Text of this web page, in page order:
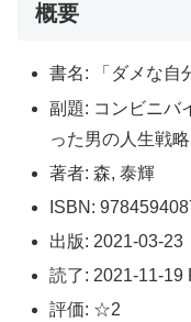
概要
書名: 「ダメな自
副題: コンビニバ
った男の人生戦略
著者: 森, 泰輝
ISBN:
出版: 2021-03-23
読了: 2021-11-19
評価: ☆2